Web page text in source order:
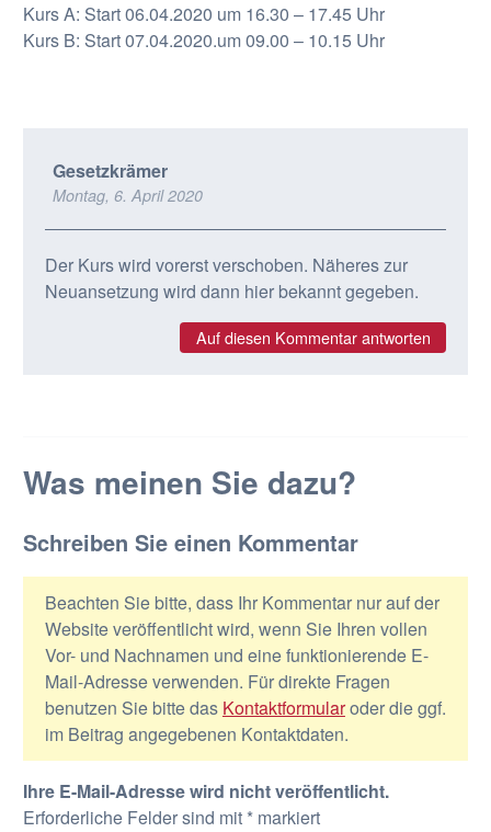
Kurs A: Start 06.04.2020 um 16.30 – 17.45 Uhr
Kurs B: Start 07.04.2020.um 09.00 – 10.15 Uhr
Gesetzkrämer
Montag, 6. April 2020
Der Kurs wird vorerst verschoben. Näheres zur
Neuansetzung wird dann hier bekannt gegeben.
Auf diesen Kommentar antworten
Was meinen Sie dazu?
Schreiben Sie einen Kommentar
Beachten Sie bitte, dass Ihr Kommentar nur auf der
Website veröffentlicht wird, wenn Sie Ihren vollen
Vor- und Nachnamen und eine funktionierende E-
Mail-Adresse verwenden. Für direkte Fragen
benutzen Sie bitte das Kontaktformularoder die ggf.
im Beitrag angegebenen Kontaktdaten.
Ihre E-Mail-Adresse wird nicht veröffentlicht.
Erforderliche Felder sind mit *markiert